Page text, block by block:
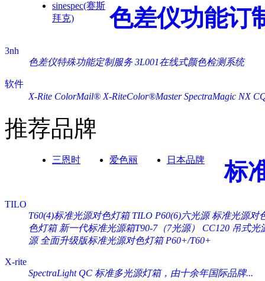
sinespec(赛斯
拜克)
色差仪功能订
3nh
色差仪特殊功能定制服务 3L001在线式颜色检测系统
软件
X-Rite ColorMail® X-RiteColor®Master SpectraMagic NX
推荐品牌
三恩时 爱色丽 日本品牌 标
TILO
T60(4)标准光源对色灯箱 TILO P60(6)六光源 标准光源对
色灯箱 新一代标准光源箱T90-7（7光源）
CC120 吊式
源 全面升级版标准光源对色灯箱 P60+/T60+
X-rite
SpectraLight QC 标准多光源灯箱，由十余年国际品牌...